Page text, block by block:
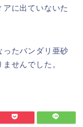
に出ていないた
ったバンダリ亜砂
せんでした。